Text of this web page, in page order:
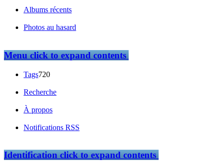
Albums récents
Photos au hasard
Menuclick to expand contents
Tags720
Recherche
À propos
Notifications RSS
Identificationclick to expand contents